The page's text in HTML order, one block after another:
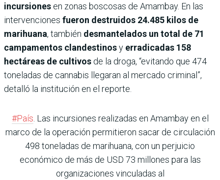
incursiones en zonas boscosas de Amambay. En las
intervenciones fueron destruidos 24.485 kilos de
marihuana, también desmantelados un total de 71
campamentos clandestinosy erradicadas 158
hectáreas de cultivos de la droga, “evitando que 474
toneladas de cannabis llegaran al mercado criminal”,
detalló la institución en el reporte.
#País . Las incursiones realizadas en Amambay en el
marco de la operación permitieron sacar de circulación
498 toneladas de marihuana, con un perjuicio
económico de más de USD 73 millones para las
organizaciones vinculadas al